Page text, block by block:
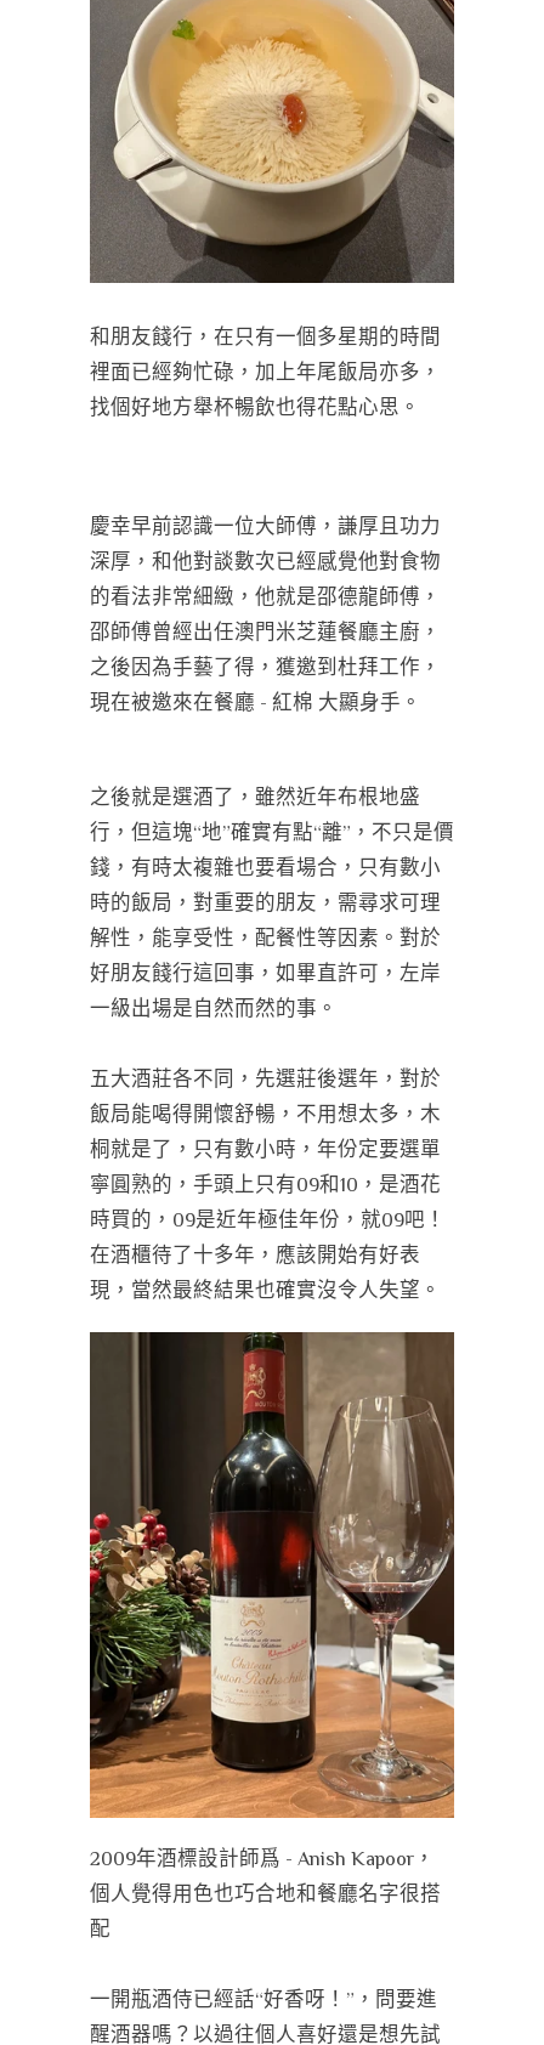
和朋友餞行，在只有一個多星期的時間
裡面已經夠忙碌，加上年尾飯局亦多，
找個好地方舉杯暢飲也得花點心思。
慶幸早前認識一位大師傅，謙厚且功力
深厚，和他對談數次已經感覺他對食物
的看法非常細緻，他就是邵德龍師傅，
邵師傅曾經出任澳門米芝蓮餐廳主廚，
之後因為手藝了得，獲邀到杜拜工作，
現在被邀來在餐廳 - 紅棉 大顯身手。
之後就是選酒了，雖然近年布根地盛
行，但這塊“地”確實有點“離”，不只是價
錢，有時太複雜也要看場合，只有數小
時的飯局，對重要的朋友，需尋求可理
解性，能享受性，配餐性等因素。對於
好朋友餞行這回事，如畢直許可，左岸
一級出場是自然而然的事。
五大酒莊各不同，先選莊後選年，對於
飯局能喝得開懷舒暢，不用想太多，木
桐就是了，只有數小時，年份定要選單
寧圓熟的，手頭上只有09和10，是酒花
時買的，09是近年極佳年份，就09吧！
在酒櫃待了十多年，應該開始有好表
現，當然最終結果也確實沒令人失望。
2009年酒標設計師爲 - Anish Kapoor，
個人覺得用色也巧合地和餐廳名字很搭
配
一開瓶酒侍已經話“好香呀！”，問要進
醒酒器嗎？以過往個人喜好還是想先試